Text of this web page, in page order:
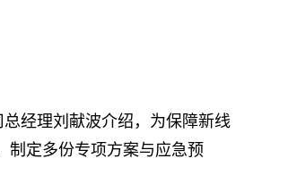
经理刘献波介绍，为保障新线
制定多份专项方案与应急预